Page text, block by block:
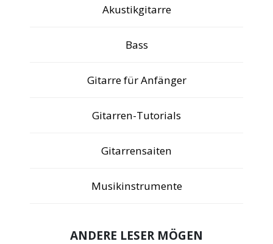
Akustikgitarre
Bass
Gitarre für Anfänger
Gitarren-Tutorials
Gitarrensaiten
Musikinstrumente
ANDERE LESER MÖGEN